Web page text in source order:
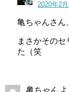
2020年2
亀ちゃんさん
まさかその
た（笑
亀ちゃん